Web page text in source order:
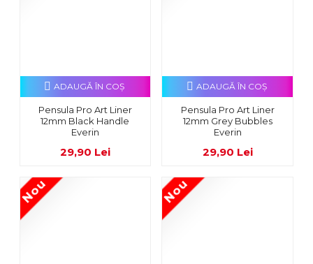
Pensula Pro Art Liner
12mm Black Handle
Everin
29,90 Lei
ADAUGĂ ÎN COŞ
Pensula Pro Art Liner
12mm Grey Bubbles
Everin
29,90 Lei
ADAUGĂ ÎN COŞ
Nou Nou